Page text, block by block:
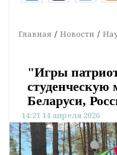
Главная Новости
"Игры
студенческую
Беларуси,
14:21 14 апреля 2026